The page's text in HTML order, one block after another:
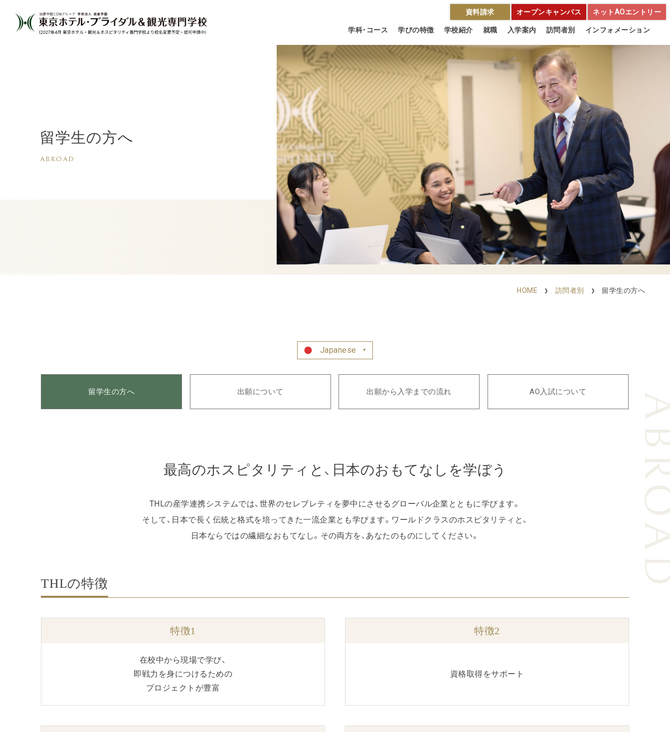
学科・コース 学びの特徴 学校紹介 就職 入学案内 訪問者別 インフォメーション
資料請求 オープンキャンパス ネットAOエントリー
留学生の方へ
ABROAD
HOME 訪問者別 留学生の方へ
Japanese ▼
留学生の方へ 出願について 出願から入学までの流れ AO入試について
最高のホスピタリティと、日本のおもてなしを学ぼう
THLの産学連携システムでは、世界のセレブレティを夢中にさせるグローバル企業とともに学びます。
そして、日本で長く伝統と格式を培ってきた一流企業とも学びます。ワールドクラスのホスピタリティと、
日本ならではの繊細なおもてなし。その両方を、あなたのものにしてください。
THLの特徴
特徴1
在校中から現場で学び、
即戦力を身につけるための
プロジェクトが豊富
特徴2
資格取得をサポート